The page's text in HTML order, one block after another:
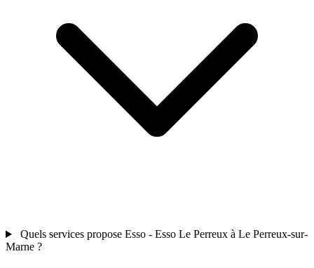
Quels services propose Esso - Esso Le Perreux à Le Perreux-sur-
Marne ?